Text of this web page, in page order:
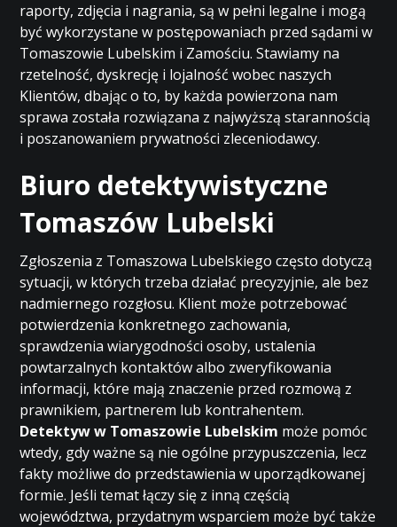
raporty, zdjęcia i nagrania, są w pełni legalne i mogą
być wykorzystane w postępowaniach przed sądami w
Tomaszowie Lubelskim i Zamościu. Stawiamy na
rzetelność, dyskrecję i lojalność wobec naszych
Klientów, dbając o to, by każda powierzona nam
sprawa została rozwiązana z najwyższą starannością
i poszanowaniem prywatności zleceniodawcy.
Biuro detektywistyczne
Tomaszów Lubelski
Zgłoszenia z Tomaszowa Lubelskiego często dotyczą
sytuacji, w których trzeba działać precyzyjnie, ale bez
nadmiernego rozgłosu. Klient może potrzebować
potwierdzenia konkretnego zachowania,
sprawdzenia wiarygodności osoby, ustalenia
powtarzalnych kontaktów albo zweryfikowania
informacji, które mają znaczenie przed rozmową z
prawnikiem, partnerem lub kontrahentem.
Detektyw w Tomaszowie Lubelskim może pomóc
wtedy, gdy ważne są nie ogólne przypuszczenia, lecz
fakty możliwe do przedstawienia w uporządkowanej
formie. Jeśli temat łączy się z inną częścią
województwa, przydatnym wsparciem może być także